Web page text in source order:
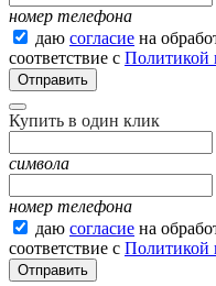
номер телефона
даю согласие на
соответствие с Политикой
Купить в один клик
символа
номер телефона
даю согласие на
соответствие с Политикой